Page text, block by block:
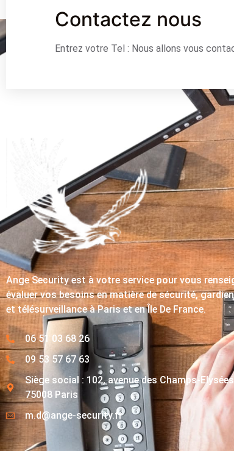
Contactez nous
Entrez votre Tel : Nous allons vous
Ange Security est à votre service pour vous
évaluer vos besoins en matière de sécurité,
et télésurveillance à Paris et en Île De France.
06 51 03 68 26
09 53 57 67 63
Siège social : 102, avenue des Champs-Elysées
75008 Paris
m.d@ange-security.fr